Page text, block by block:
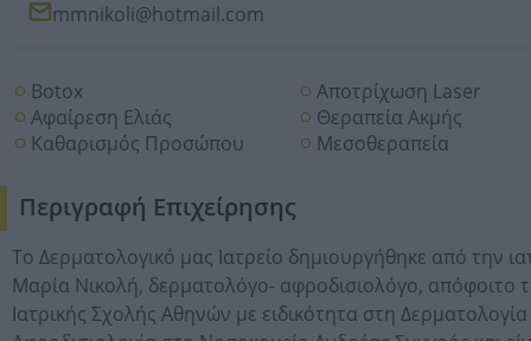
mmnikoli@hotmail.com
Botox
Αποτρίχωση Laser
Αφαίρεση Ελιάς
Θεραπεία Ακμής
Καθαρισμός Προσώπου
Μεσοθεραπεία
Περιγραφή Επιχείρησης
Το Δερματολογικό μας Ιατρείο δημιουργήθηκε από την
Μαρία Νικολή, δερματολόγο- αφροδισιολόγο, απόφοιτο
Ιατρικής Σχολής Αθηνών με ειδικότητα στη Δερματολογία